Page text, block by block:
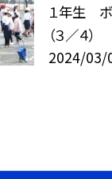
１年生 ボ
（３／４）
2024/03/